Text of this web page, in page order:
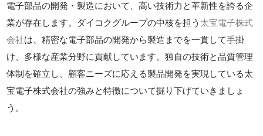
電子部品の開発・製造において、高い技術力と革新性を誇る企
業が存在します。ダイコクグループの中核を担う 太宝電子株式
会社は、精密な電子部品の開発から製造までを一貫して手掛
け、多様な産業分野に貢献しています。独自の技術と品質管理
体制を確立し、顧客ニーズに応える製品開発を実現している太
宝電子株式会社の強みと特徴について掘り下げていきましょ
う。